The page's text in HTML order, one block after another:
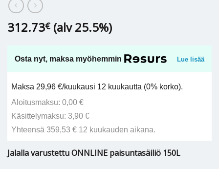
312.73€ (alv 25.5%)
Osta nyt, maksa myöhemmin Lue lisää
Maksa 29,96 €/kuukausi 12 kuukautta (0% korko).
Aloitusmaksu: 0,00 €
Käsittelymaksu: 3,90 €
Yhteensä 359,53 € 12 kuukauden aikana.
Jalalla varustettu ONNLINE paisuntasäiliö 150L